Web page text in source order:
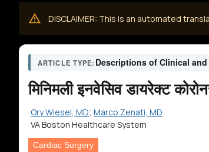
DISCLAIMER: This is an automated
ARTICLE TYPE: Descriptions of Clinical
मिनिमली इनवेसिव डायरेक्ट
Ory Wiesel, MD; Marco Zenati, MD
VA Boston Healthcare System
Cardiac Surgery